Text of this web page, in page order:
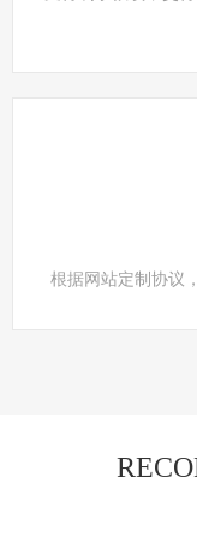
根据网站定制协议